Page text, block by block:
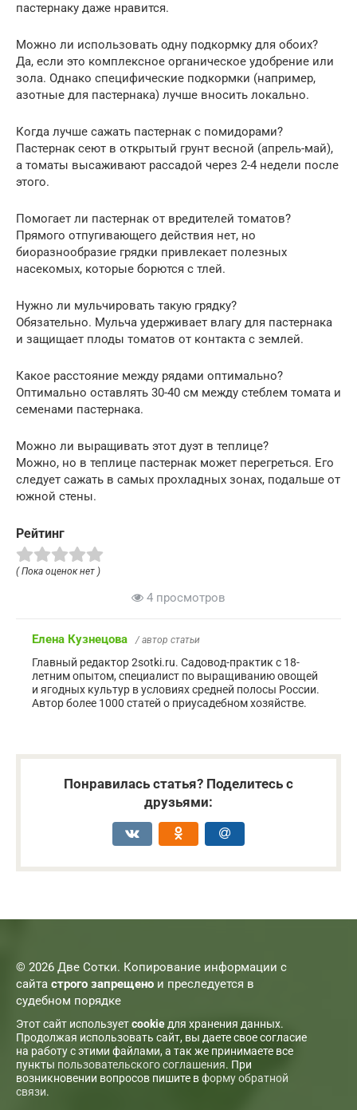
пастернаку даже нравится.
Можно ли использовать одну подкормку для обоих?
Да, если это комплексное органическое удобрение или
зола. Однако специфические подкормки (например,
азотные для пастернака) лучше вносить локально.
Когда лучше сажать пастернак с помидорами?
Пастернак сеют в открытый грунт весной (апрель-май),
а томаты высаживают рассадой через 2-4 недели после
этого.
Помогает ли пастернак от вредителей томатов?
Прямого отпугивающего действия нет, но
биоразнообразие грядки привлекает полезных
насекомых, которые борются с тлей.
Нужно ли мульчировать такую грядку?
Обязательно. Мульча удерживает влагу для пастернака
и защищает плоды томатов от контакта с землей.
Какое расстояние между рядами оптимально?
Оптимально оставлять 30-40 см между стеблем томата и
семенами пастернака.
Можно ли выращивать этот дуэт в теплице?
Можно, но в теплице пастернак может перегреться. Его
следует сажать в самых прохладных зонах, подальше от
южной стены.
Рейтинг
( Пока оценок нет )
4 просмотров
Елена Кузнецова / автор статьи
Главный редактор 2sotki.ru. Садовод-практик с 18-
летним опытом, специалист по выращиванию овощей
и ягодных культур в условиях средней полосы России.
Автор более 1000 статей о приусадебном хозяйстве.
Понравилась статья? Поделитесь с
друзьями:
© 2026 Две Сотки. Копирование информации с
сайта строго запрещено и преследуется в
судебном порядке
Этот сайт используетcookie для хранения данных.
Продолжая использовать сайт, вы даете свое согласие
на работу с этими файлами, а так же принимаете все
пункты пользовательского соглашения. При
возникновении вопросов пишите вформу обратной
связи.